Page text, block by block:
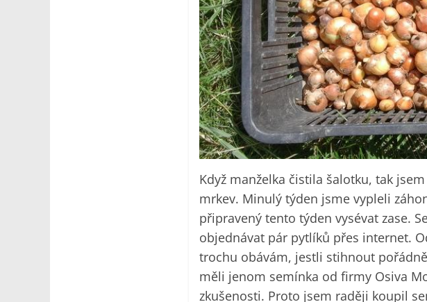
Když manželka čistila šalotku, tak
mrkev. Minulý týden jsme vypleli
připravený tento týden vysévat zase.
objednávat pár pytlíků přes internet.
trochu obávám, jestli stihnout
měli jenom semínka od firmy Osiva
zkušenosti. Proto jsem raději koupil